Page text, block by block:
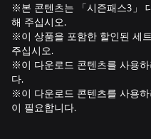
※본 콘텐츠는 「시즌패스3」
해 주십시오.
※이 상품을 포함한 할인된 세
주십시오.
※이 다운로드 콘텐츠를 사용
다.
※이 다운로드 콘텐츠를 사용
이 필요합니다.